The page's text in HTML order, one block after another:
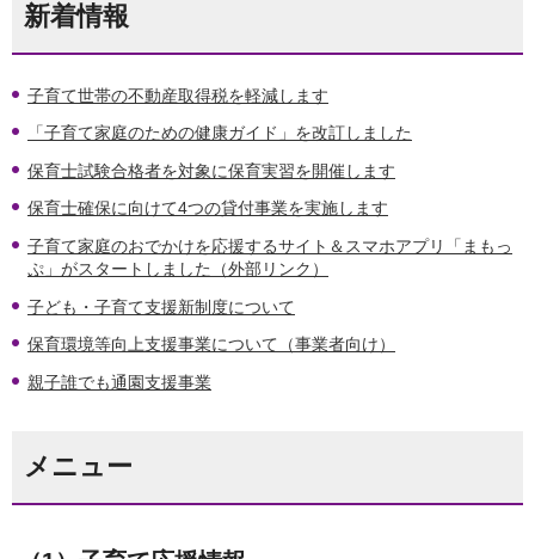
新着情報
子育て世帯の不動産取得税を軽減します
「子育て家庭のための健康ガイド」を改訂しました
保育士試験合格者を対象に保育実習を開催します
保育士確保に向けて4つの貸付事業を実施します
子育て家庭のおでかけを応援するサイト＆スマホアプリ「まもっ
ぷ」がスタートしました（外部リンク）
子ども・子育て支援新制度について
保育環境等向上支援事業について（事業者向け）
親子誰でも通園支援事業
メニュー